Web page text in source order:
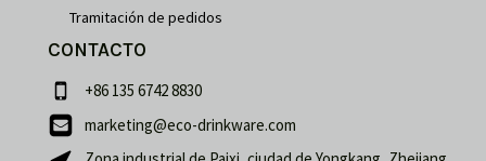
Tramitación de pedidos
CONTACTO
+86 135 6742 8830
marketing@eco-drinkware.com
Français